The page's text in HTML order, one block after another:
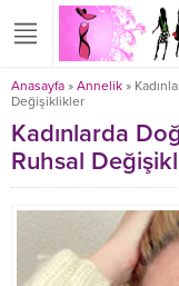
Anasayfa » Annelik »
Değişiklikler
Kadınlarda
Ruhsal